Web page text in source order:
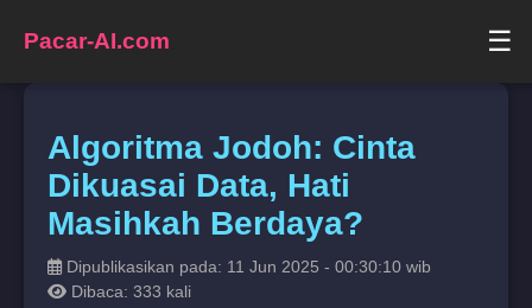
Pacar-AI.com ☰
Algoritma Jodoh: Cinta
Dikuasai Data, Hati
Masihkah Berdaya?
Dipublikasikan pada: 11 Jun 2025 - 00:30:10 wib
Dibaca: 333 kali